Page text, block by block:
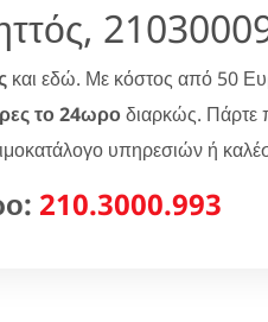
και εδώ. Με κόστος από 50
το 24ωροδιαρκώς. Πάρτε
υπηρεσιών ή
210.3000.993